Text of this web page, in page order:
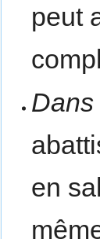
peut
en